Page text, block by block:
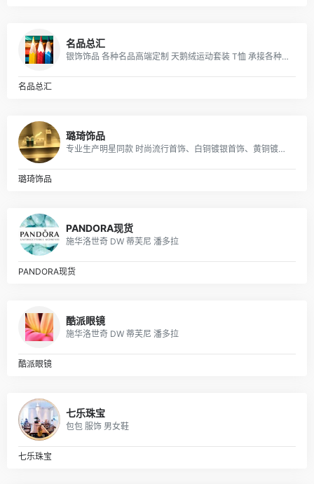
名品总汇
银饰饰品 各种名品高端定制 天鹅绒运动套装 T恤 承接各种饰品定单
名品总汇
璐琦饰品
专业生产明星同款 时尚流行首饰、白铜镀银首饰、黄铜镀真空金首饰、纯黄铜首饰等产品.
璐琦饰品
PANDORA现货
施华洛世奇 DW 蒂芙尼 潘多拉
PANDORA现货
酷派眼镜
施华洛世奇 DW 蒂芙尼 潘多拉
酷派眼镜
七乐珠宝
包包 服饰 男女鞋
七乐珠宝